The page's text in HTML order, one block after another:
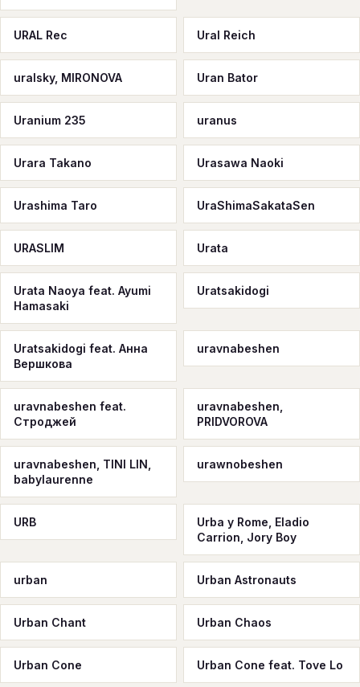
URAL Rec Ural Reich
uralsky, MIRONOVA Uran Bator
Uranium 235 uranus
Urara Takano Urasawa Naoki
Urashima Taro UraShimaSakataSen
URASLIM Urata
Urata Naoya feat. Ayumi
Hamasaki
Uratsakidogi
Uratsakidogi feat. Анна
Вершкова
uravnabeshen
uravnabeshen feat.
Строджей
uravnabeshen,
PRIDVOROVA
uravnabeshen, TINI LIN,
babylaurenne
urawnobeshen
URB
Urba y Rome, Eladio
Carrion, Jory Boy
urban Urban Astronauts
Urban Chant Urban Chaos
Urban Cone Urban Cone feat. Tove Lo